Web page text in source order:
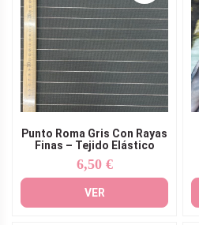
Punto Roma Gris Con Rayas
Finas – Tejido Elástico
Precio
6,50 €
VER